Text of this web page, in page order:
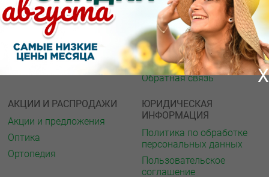
X
Архив акций
Новости
Вакансии
Контакты
Спорт и фитнес
Газета
Интернет ресурсы
Мед. учреждения
Обратная связь
АКЦИИ И РАСПРОДАЖИ
Акции и предложения
Оптика
Ортопедия
ЮРИДИЧЕСКАЯ
ИНФОРМАЦИЯ
Политика по обработке
персональных данных
Пользовательское
соглашение